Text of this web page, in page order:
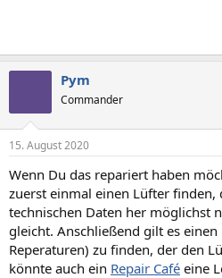
Pym
Commander
15. August 2020
Wenn Du das repariert haben
zuerst einmal einen Lüfter
technischen Daten her möglichst
gleicht. Anschließend gilt es einen
Reperaturen) zu finden, der den
könnte auch ein Repair Café eine